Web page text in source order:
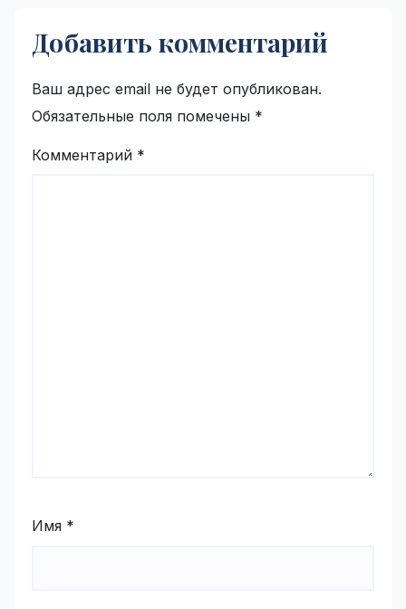
Добавить комментарий
Ваш адрес email не будет опубликован.
Обязательные поля помечены *
Комментарий *
Имя *